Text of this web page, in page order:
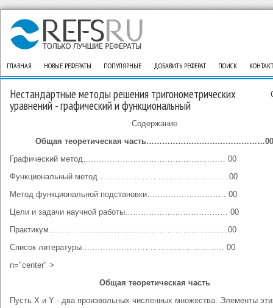
ГЛАВНАЯ НОВЫЕ РЕФЕРАТЫ ПОПУЛЯРНЫЕ ДОБАВИТЬ РЕФЕРАТ ПОИСК
Нестандартные методы решения тригонометрических
уравнений - графический и функциональный
Содержание
Общая теоретическая часть………………………………………00
Графический метод……………………………………………… 00
Функциональный метод………………………………………… .00
Метод функциональной подстановки………………………… 00
Цели и задачи научной работы………………………………… 00
Практикум……… .…………………………………………………00
Список литературы……………………………………………… 00
n="center" >
Общая теоретическая часть
Пусть X и Y - два произвольных численных множества. Элементы